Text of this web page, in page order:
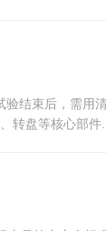
结束后，需用
转盘等核心部件...